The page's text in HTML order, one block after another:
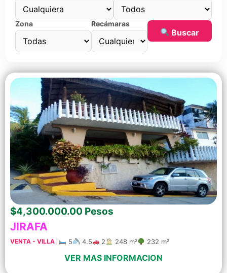
Zona Recámaras
Buscar
$4,300.000.00 Pesos
JIRAFA
VENTA - VILLA 5 4.5 2 248 m² 232 m²
VER MAS INFORMACION